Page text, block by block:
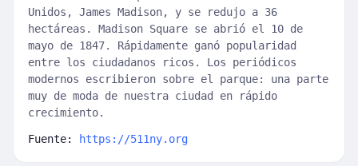
Unidos, James Madison, y se redujo a 36
hectáreas. Madison Square se abrió el 10 de
mayo de 1847. Rápidamente ganó popularidad
entre los ciudadanos ricos. Los periódicos
modernos escribieron sobre el parque: una parte
muy de moda de nuestra ciudad en rápido
crecimiento.
Fuente: https://511ny.org